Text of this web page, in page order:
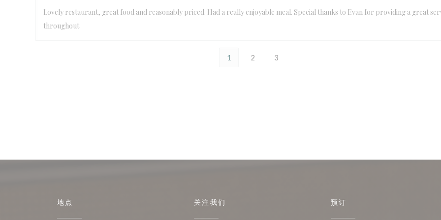
Lovely restaurant, great food and reasonably priced. Had a really enjoyable meal. Special thanks to Evan for providing a great
throughout
1 2 3
地点 关注我们 预订